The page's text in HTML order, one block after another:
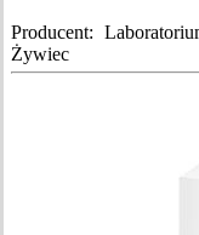
Producent:
Żywiec